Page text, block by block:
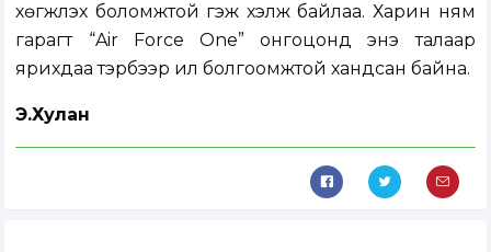
хөгжүүлэх боломжтой гэж хэлж байлаа. Харин ням
гарагт “Air Force One” онгоцонд энэ талаар
ярихдаа тэрбээр илүү болгоомжтой хандсан байна.
Э.Хулан